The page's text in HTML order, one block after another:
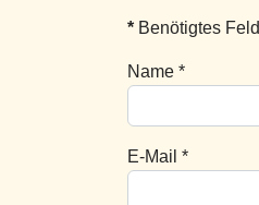
* Benötigtes Feld
Name *
E-Mail *